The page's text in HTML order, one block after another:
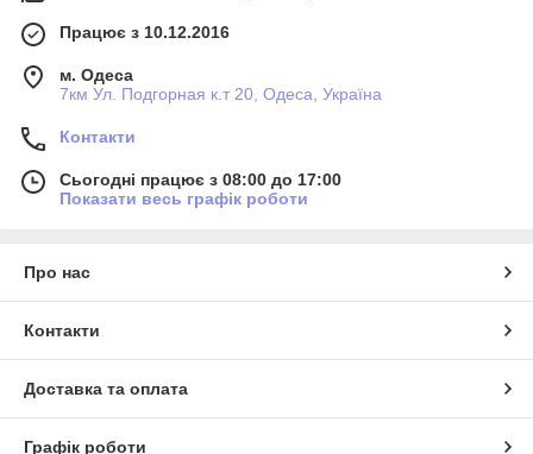
Працює з 10.12.2016
м. Одеса
7км Ул. Подгорная к.т 20, Одеса, Україна
Контакти
Сьогодні працює з 08:00 до 17:00
Показати весь графік роботи
Про нас
Контакти
Доставка та оплата
Графік роботи